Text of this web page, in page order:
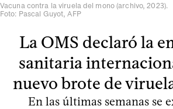
Vacuna contra la viruela del mono (archivo, 2023).
Foto: Pascal Guyot, AFP
La OMS declaró la
sanitaria
nuevo brote de
En las últimas semanas se